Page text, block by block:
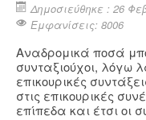
Δημοσιεύθηκε : 26
Εμφανίσεις: 8006
Αναδρομικά ποσά
συνταξιούχοι, λόγω
επικουρικές
στις επικουρικές
επίπεδα και έτσι οι